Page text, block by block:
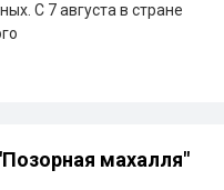
С 7 августа в стране
махалля"